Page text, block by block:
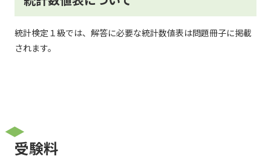
統計検定１級では、解答に必要な統計数値表は問題冊子に掲載
されます。
受験料